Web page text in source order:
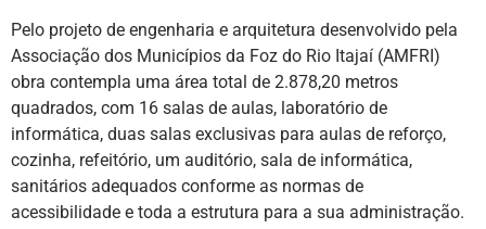
Pelo projeto de engenharia e arquitetura desenvolvido pela
Associação dos Municípios da Foz do Rio Itajaí (AMFRI)
obra contempla uma área total de 2.878,20 metros
quadrados, com 16 salas de aulas, laboratório de
informática, duas salas exclusivas para aulas de reforço,
cozinha, refeitório, um auditório, sala de informática,
sanitários adequados conforme as normas de
acessibilidade e toda a estrutura para a sua administração.